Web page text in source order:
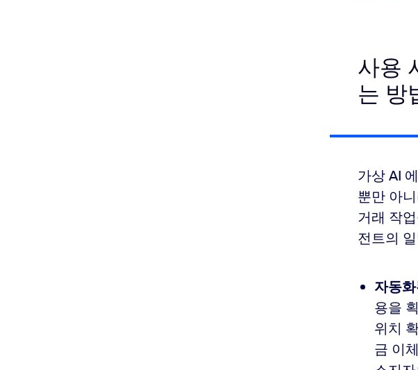
사용
는 방
가상 AI
뿐만 아
거래 작
전트의
자동
용을
위치
금 이